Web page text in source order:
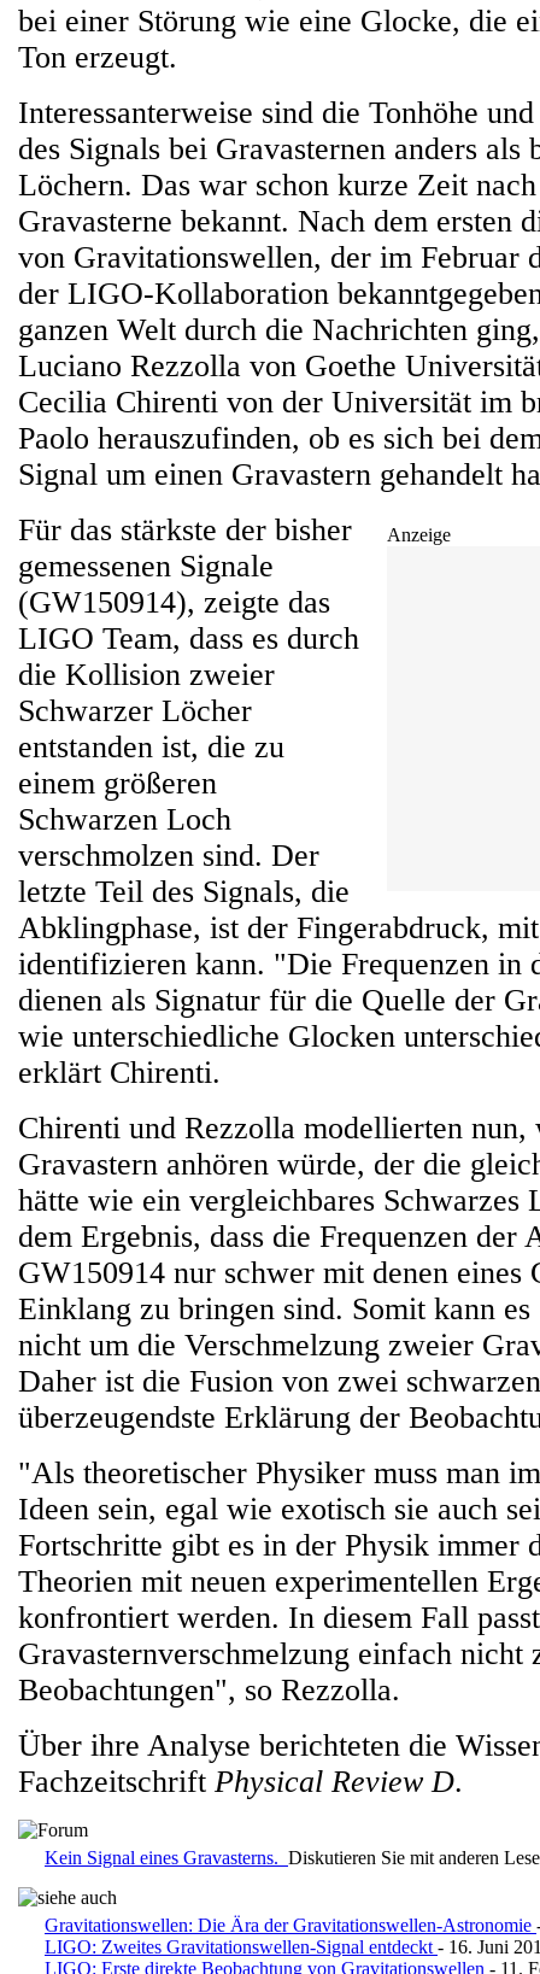
bei einer Störung wie eine Glocke, die
Ton erzeugt.
Interessanterweise sind die Tonhöhe
des Signals bei Gravasternen anders als
Löchern. Das war schon kurze Zeit
Gravasterne bekannt. Nach dem ersten
von Gravitationswellen, der im Februar
der LIGO-Kollaboration
ganzen Welt durch die Nachrichten
Luciano Rezzolla von Goethe
Cecilia Chirenti von der Universität im
Paolo herauszufinden, ob es sich bei
Signal um einen Gravastern gehandelt
Anzeige
Für das stärkste der bisher
gemessenen Signale
(GW150914), zeigte das
LIGO Team, dass es durch
die Kollision zweier
Schwarzer Löcher
entstanden ist, die zu
einem größeren
Schwarzen Loch
verschmolzen sind. Der
letzte Teil des Signals, die
Abklingphase, ist der Fingerabdruck,
identifizieren kann. "Die Frequenzen in
dienen als Signatur für die Quelle der
wie unterschiedliche Glocken
erklärt Chirenti.
Chirenti und Rezzolla modellierten nun,
Gravastern anhören würde, der die
hätte wie ein vergleichbares Schwarzes
dem Ergebnis, dass die Frequenzen der
GW150914 nur schwer mit denen eines
Einklang zu bringen sind. Somit kann
nicht um die Verschmelzung zweier
Daher ist die Fusion von zwei
überzeugendste Erklärung der
"Als theoretischer Physiker muss man
Ideen sein, egal wie exotisch sie auch
Fortschritte gibt es in der Physik immer
Theorien mit neuen experimentellen
konfrontiert werden. In diesem Fall
Gravasternverschmelzung einfach nicht
Beobachtungen", so Rezzolla.
Über ihre Analyse berichteten die
Fachzeitschrift Physical Review D.
Kein Signal eines Gravasterns. Diskutieren Sie mit anderen
Gravitationswellen: Die Ära der Gravitationswellen-Astronomie
LIGO: Zweites Gravitationswellen-Signal entdeckt - 16. Juni
LIGO: Erste direkte Beobachtung von Gravitationswellen - 11.